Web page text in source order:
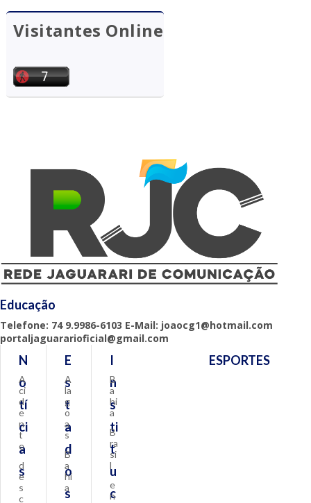
Visitantes Online
Educação
Telefone: 74 9.9986-6103 E-Mail: joaocg1@hotmail.com
portaljaguararioficial@gmail.com
N
o
tí
ci
a
s
A
ci
d
e
n
t
e
d
e
s
c
E
s
t
a
d
o
s
A
la
g
o
a
s
B
a
hi
a
I
n
s
ti
t
u
c
B
a
hi
a
B
ra
si
l
e
n
ESPORTES